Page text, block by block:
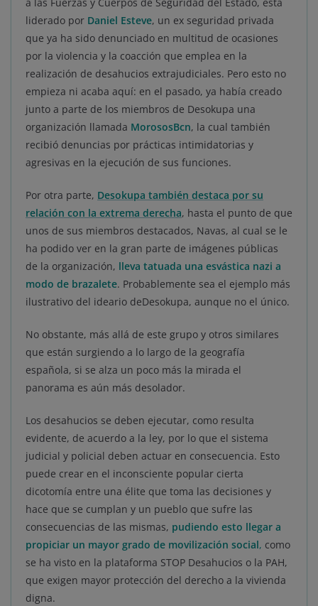
a las Fuerzas y Cuerpos de Seguridad del Estado, está
liderado por Daniel Esteve, un ex seguridad privada
que ya ha sido denunciado en multitud de ocasiones
por la violencia y la coacción que emplea en la
realización de desahucios extrajudiciales. Pero esto no
empieza ni acaba aquí: en el pasado, ya había creado
junto a parte de los miembros de Desokupa una
organización llamada MorososBcn, la cual también
recibió denuncias por prácticas intimidatorias y
agresivas en la ejecución de sus funciones.
Por otra parte, Desokupa también destaca por su
relación con la extrema derecha, hasta el punto de que
unos de sus miembros destacados, Navas, al cual se le
ha podido ver en la gran parte de imágenes públicas
de la organización, lleva tatuada una esvástica nazi a
modo de brazalete. Probablemente sea el ejemplo más
ilustrativo del ideario deDesokupa, aunque no el único.
No obstante, más allá de este grupo y otros similares
que están surgiendo a lo largo de la geografía
española, si se alza un poco más la mirada el
panorama es aún más desolador.
Los desahucios se deben ejecutar, como resulta
evidente, de acuerdo a la ley, por lo que el sistema
judicial y policial deben actuar en consecuencia. Esto
puede crear en el inconsciente popular cierta
dicotomía entre una élite que toma las decisiones y
hace que se cumplan y un pueblo que sufre las
consecuencias de las mismas, pudiendo esto llegar a
propiciar un mayor grado de movilización social, como
se ha visto en la plataforma STOP Desahucios o la PAH,
que exigen mayor protección del derecho a la vivienda
digna.